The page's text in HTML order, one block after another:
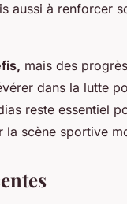
aussi à renforcer
mais des
dans la lutte
reste essentiel
la scène sportive